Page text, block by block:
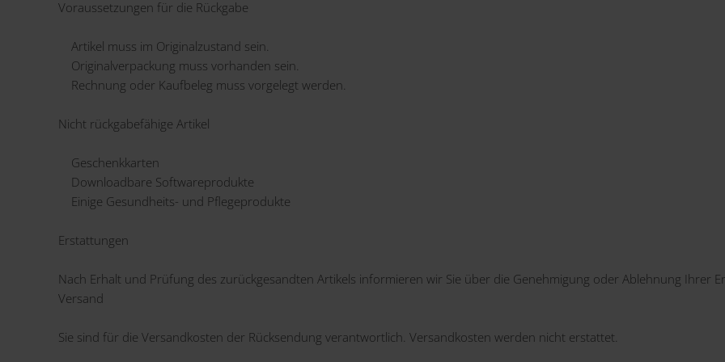
Voraussetzungen für die Rückgabe
Artikel muss im Originalzustand sein.
Originalverpackung muss vorhanden sein.
Rechnung oder Kaufbeleg muss vorgelegt werden.
Nicht rückgabefähige Artikel
Geschenkkarten
Downloadbare Softwareprodukte
Einige Gesundheits- und Pflegeprodukte
Erstattungen
Nach Erhalt und Prüfung des zurückgesandten Artikels informieren wir Sie über die Genehmigung oder Ablehnung Ihrer
Versand
Sie sind für die Versandkosten der Rücksendung verantwortlich. Versandkosten werden nicht erstattet.